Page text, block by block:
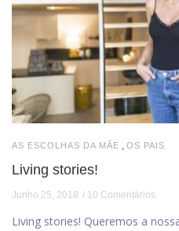
AS ESCOLHAS DA MÃE OS PAIS
Living stories!
Junho 25, 2018 10 Comentários
Living stories! Queremos a